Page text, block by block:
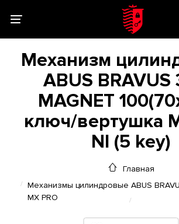
Механизм
ABUS BRAVUS
MAGNET
ключ/вертушка
NI (5 key)
Главная
Механизмы цилиндровые ABUS
MX PRO